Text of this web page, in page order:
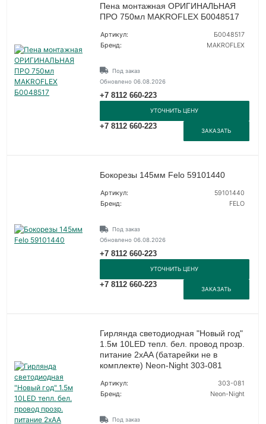
Пена монтажная ОРИГИНАЛЬНАЯ
ПРО 750мл MAKROFLEX Б0048517
Артикул:
Б0048517
Бренд:
MAKROFLEX
Под заказ
Обновлено 06.08.2026
+7 8112 660-223
УТОЧНИТЬ ЦЕНУ
+7 8112 660-223
ЗАКАЗАТЬ
Бокорезы 145мм Felo 59101440
Артикул:
59101440
Бренд:
FELO
Под заказ
Обновлено 06.08.2026
+7 8112 660-223
УТОЧНИТЬ ЦЕНУ
+7 8112 660-223
ЗАКАЗАТЬ
Гирлянда светодиодная "Новый год"
1.5м 10LED тепл. бел. провод прозр.
питание 2хAA (батарейки не в
комплекте) Neon-Night 303-081
Артикул:
303-081
Бренд:
Neon-Night
Под заказ